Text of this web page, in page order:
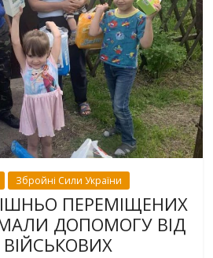
Збройні Сили України
ПЕРЕМІЩЕНИХ
ДОПОМОГУ ВІД